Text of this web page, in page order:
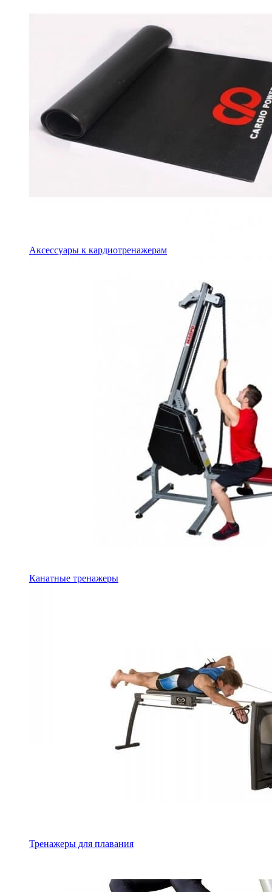
Аксессуары к кардиотренажерам
Канатные тренажеры
Тренажеры для плавания